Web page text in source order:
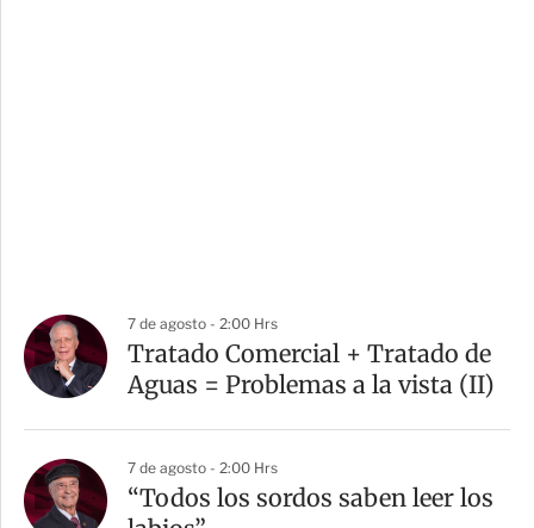
7 de agosto - 2:00 Hrs
Tratado Comercial + Tratado de
Aguas = Problemas a la vista (II)
7 de agosto - 2:00 Hrs
“Todos los sordos saben leer los